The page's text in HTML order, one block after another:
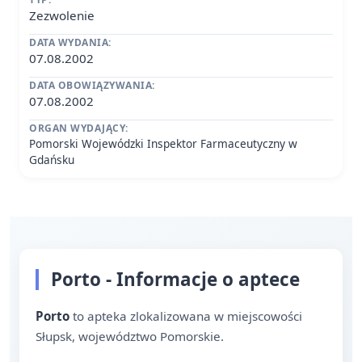
Zezwolenie
DATA WYDANIA:
07.08.2002
DATA OBOWIĄZYWANIA:
07.08.2002
ORGAN WYDAJĄCY:
Pomorski Wojewódzki Inspektor Farmaceutyczny w
Gdańsku
Porto - Informacje o aptece
Porto to apteka zlokalizowana w miejscowości
Słupsk, województwo Pomorskie.